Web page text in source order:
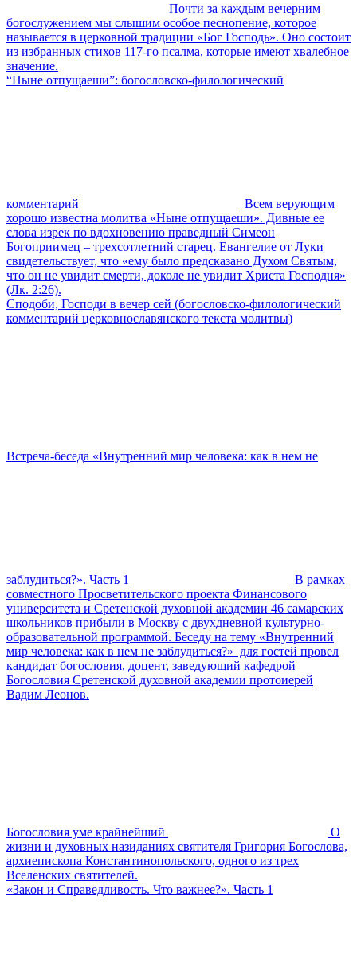
Почти за каждым вечерним
богослужением мы слышим особое песнопение, которое
называется в церковной традиции «Бог Господь». Оно состоит
из избранных стихов 117-го псалма, которые имеют хвалебное
значение.
“Ныне отпущаеши”: богословско-филологический
комментарий
Всем верующим
хорошо известна молитва «Ныне отпущаеши». Дивные ее
слова изрек по вдохновению праведный Симеон
Богоприимец – трехсотлетний старец. Евангелие от Луки
свидетельствует, что «ему было предсказано Духом Святым,
что он не увидит смерти, доколе не увидит Христа Господня»
(Лк. 2:26).
Сподоби, Господи в вечер сей (богословско-филологический
комментарий церковнославянского текста молитвы)
Встреча-беседа «Внутренний мир человека: как в нем не
заблудиться?». Часть 1
В рамках
совместного Просветительского проекта Финансового
университета и Сретенской духовной академии 46 самарских
школьников прибыли в Москву с двухдневной культурно-
образовательной программой. Беседу на тему «Внутренний
мир человека: как в нем не заблудиться?» для гостей провел
кандидат богословия, доцент, заведующий кафедрой
Богословия Сретенской духовной академии протоиерей
Вадим Леонов.
Богословия уме крайнейший
О
жизни и духовных назиданиях святителя Григория Богослова,
архиепископа Константинопольского, одного из трех
Вселенских святителей.
«Закон и Справедливость. Что важнее?». Часть 1